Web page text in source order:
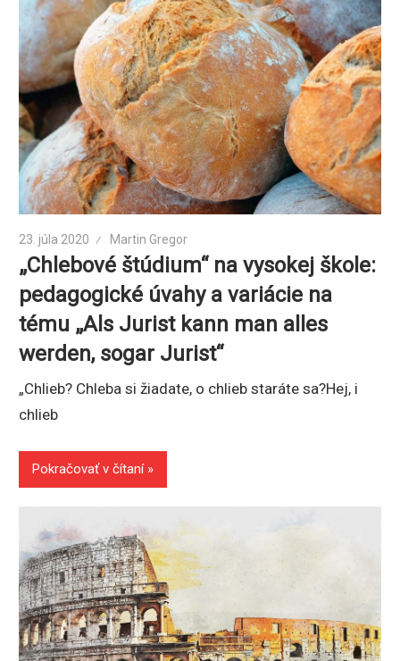
23. júla 2020 Martin Gregor
„Chlebové štúdium“ na vysokej škole:
pedagogické úvahy a variácie na
tému „Als Jurist kann man alles
werden, sogar Jurist“
„Chlieb? Chleba si žiadate, o chlieb staráte sa?Hej, i
chlieb
Pokračovať v čítaní